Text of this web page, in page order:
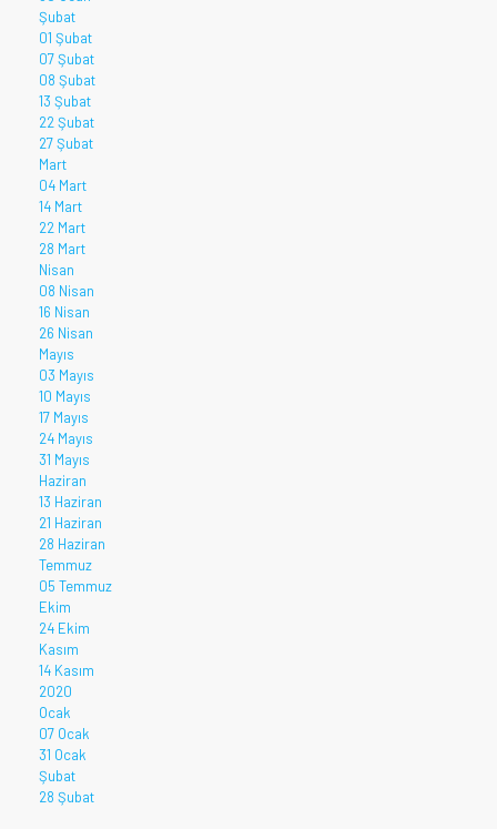
Şubat
01 Şubat
07 Şubat
08 Şubat
13 Şubat
22 Şubat
27 Şubat
Mart
04 Mart
14 Mart
22 Mart
28 Mart
Nisan
08 Nisan
16 Nisan
26 Nisan
Mayıs
03 Mayıs
10 Mayıs
17 Mayıs
24 Mayıs
31 Mayıs
Haziran
13 Haziran
21 Haziran
28 Haziran
Temmuz
05 Temmuz
Ekim
24 Ekim
Kasım
14 Kasım
2020
Ocak
07 Ocak
31 Ocak
Şubat
28 Şubat